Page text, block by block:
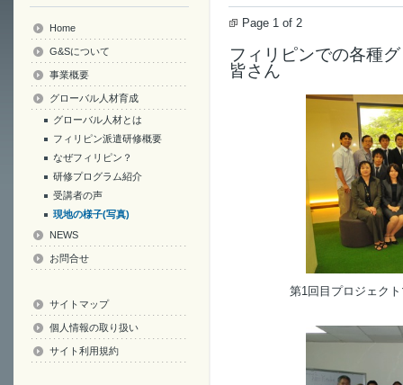
Page 1 of 2
フィリピンでの各種
皆さん
第1回目プロジェク
Home
G&Sについて
事業概要
グローバル人材育成
グローバル人材とは
フィリピン派遣研修概要
なぜフィリピン？
研修プログラム紹介
受講者の声
現地の様子(写真)
NEWS
お問合せ
サイトマップ
個人情報の取り扱い
サイト利用規約